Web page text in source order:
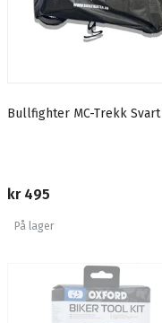
Bullfighter MC-Trekk Svart
kr 495
På lager